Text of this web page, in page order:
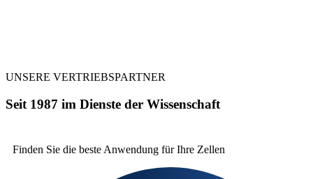
UNSERE VERTRIEBSPARTNER
Seit 1987 im Dienste der Wissenschaft
Finden Sie die beste Anwendung für Ihre Zellen